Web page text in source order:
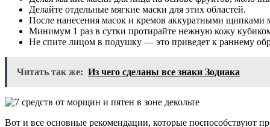
Делайте отдельные мягкие маски для этих областей.
После нанесения масок и кремов аккуратными щипками
Минимум 1 раз в сутки протирайте нежную кожу кубиком
Не спите лицом в подушку — это приведет к раннему
Читать так же: Из чего сделаны все знаки Зодиака
Вот и все основные рекомендации, которые поспособствуют